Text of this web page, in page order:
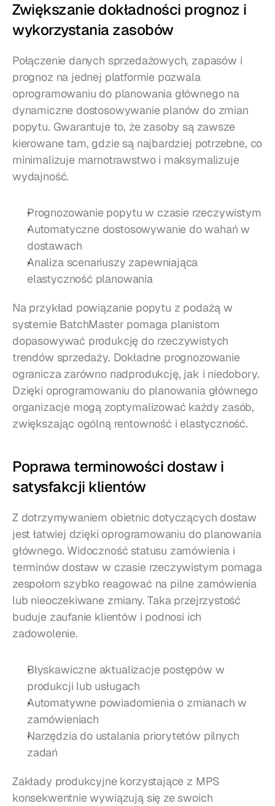
Zwiększanie dokładności prognoz i
wykorzystania zasobów
Połączenie danych sprzedażowych, zapasów i
prognoz na jednej platformie pozwala
oprogramowaniu do planowania głównego na
dynamiczne dostosowywanie planów do zmian
popytu. Gwarantuje to, że zasoby są zawsze
kierowane tam, gdzie są najbardziej potrzebne, co
minimalizuje marnotrawstwo i maksymalizuje
wydajność.
Prognozowanie popytu w czasie rzeczywistym
Automatyczne dostosowywanie do wahań w
dostawach
Analiza scenariuszy zapewniająca
elastyczność planowania
Na przykład powiązanie popytu z podażą w
systemie BatchMaster pomaga planistom
dopasowywać produkcję do rzeczywistych
trendów sprzedaży. Dokładne prognozowanie
ogranicza zarówno nadprodukcję, jak i niedobory.
Dzięki oprogramowaniu do planowania głównego
organizacje mogą zoptymalizować każdy zasób,
zwiększając ogólną rentowność i elastyczność.
Poprawa terminowości dostaw i
satysfakcji klientów
Z dotrzymywaniem obietnic dotyczących dostaw
jest łatwiej dzięki oprogramowaniu do planowania
głównego. Widoczność statusu zamówienia i
terminów dostaw w czasie rzeczywistym pomaga
zespołom szybko reagować na pilne zamówienia
lub nieoczekiwane zmiany. Taka przejrzystość
buduje zaufanie klientów i podnosi ich
zadowolenie.
Błyskawiczne aktualizacje postępów w
produkcji lub usługach
Automatywne powiadomienia o zmianach w
zamówieniach
Narzędzia do ustalania priorytetów pilnych
zadań
Zakłady produkcyjne korzystające z MPS
konsekwentnie wywiązują się ze swoich